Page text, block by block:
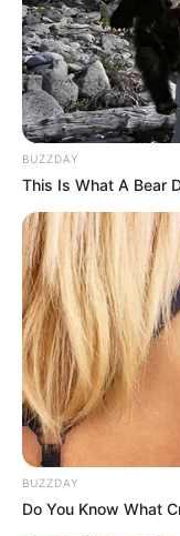
temperatura o
anda bien, incluso
más graves.
[crp]
BUZZDAY
This Is What A Bear
BUZZDAY
Do You Know What